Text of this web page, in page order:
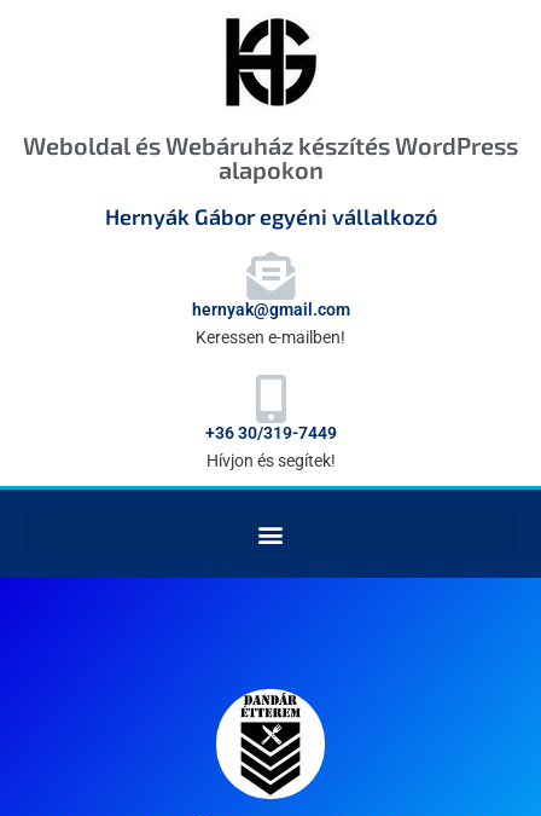
Weboldal és Webáruház készítés WordPress
alapokon
Hernyák Gábor egyéni vállalkozó
hernyak@gmail.com
Keressen e-mailben!
+36 30/319-7449
Hívjon és segítek!